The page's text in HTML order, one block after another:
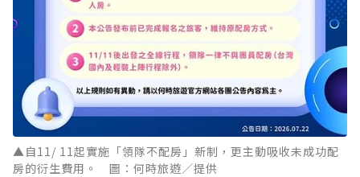
▲自11/ 11起實施「領隊不配房」新制，更主動吸收未成功配
房的衍生費用。 圖：何時旅遊／提供